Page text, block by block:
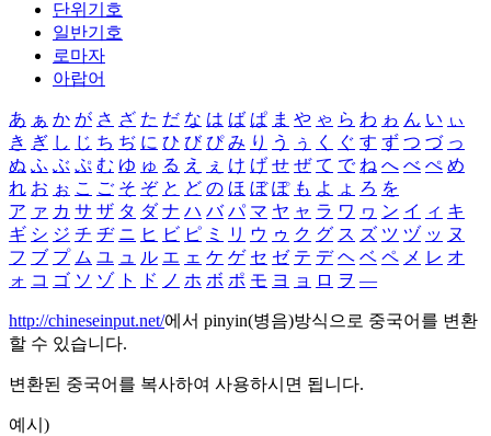
단위기호
일반기호
로마자
아랍어
あ ぁ か が さ ざ た だ な は ば ぱ ま や ゃ ら わ ゎ ん い ぃ
き ぎ し じ ち ぢ に ひ び ぴ み り う ぅ く ぐ す ず つ づ っ
ぬ ふ ぶ ぷ む ゆ ゅ る え ぇ け げ せ ぜ て で ね へ べ ぺ め
れ お ぉ こ ご そ ぞ と ど の ほ ぼ ぽ も よ ょ ろ を
ア ァ カ サ ザ タ ダ ナ ハ バ パ マ ヤ ャ ラ ワ ヮ ン イ ィ キ
ギ シ ジ チ ヂ ニ ヒ ビ ピ ミ リ ウ ゥ ク グ ス ズ ツ ヅ ッ ヌ
フ ブ プ ム ユ ュ ル エ ェ ケ ゲ セ ゼ テ デ ヘ ベ ペ メ レ オ
ォ コ ゴ ソ ゾ ト ド ノ ホ ボ ポ モ ヨ ョ ロ ヲ ―
http://chineseinput.net/에서 pinyin(병음)방식으로 중국어를 변환
할 수 있습니다.
변환된 중국어를 복사하여 사용하시면 됩니다.
예시)